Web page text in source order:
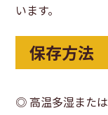
います。
保存方法
◎ 高温多湿また